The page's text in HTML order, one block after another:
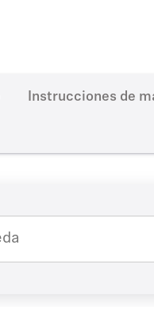
Instrucciones de